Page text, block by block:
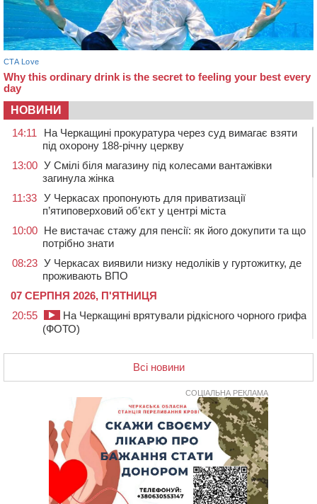
НОВИНИ
14:11
На Черкащині прокуратура через суд вимагає взяти
під охорону 188-річну церкву
13:00 У Смілі біля магазину під колесами вантажівки
загинула жінка
11:33 У Черкасах пропонують для приватизації
п’ятиповерховий об’єкт у центрі міста
10:00 Не вистачає стажу для пенсії: як його докупити та що
потрібно знати
08:23 У Черкасах виявили низку недоліків у гуртожитку, де
проживають ВПО
07 СЕРПНЯ 2026, П'ЯТНИЦЯ
20:55
На Черкащині врятували рідкісного чорного грифа
(ФОТО)
ліцею “Перспектива” до кінця року
19:34 На Уманщині суд припинив право оренди земельних
ділянок, незаконно переданих іноземцем
Вихователька з Черкас і дві педагогині з області
стали фіналістками Global Teacher Prize Ukraine 2026
Зарядка, йога, сапи та нові знайомства: у Черкасах
закрили сезон літнього табору для людей поважного
віку
“Це страшна несправедливість”: мати хворого на
Всі новини
СОЦІАЛЬНА РЕКЛАМА